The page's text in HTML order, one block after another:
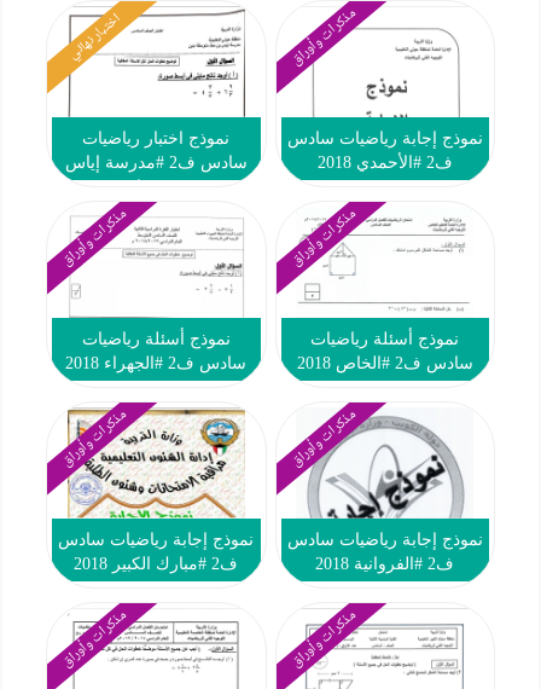
مذكرات وأوراق
نموذج إجابة رياضيات سادس
ف2 #الأحمدي 2018
اختبار نهائي
نموذج اختبار رياضيات
سادس ف2 #مدرسة إياس
مذكرات وأوراق
نموذج أسئلة رياضيات
سادس ف2 #الخاص 2018
مذكرات وأوراق
نموذج أسئلة رياضيات
سادس ف2 #الجهراء 2018
مذكرات وأوراق
نموذج إجابة رياضيات سادس
ف2 #الفروانية 2018
مذكرات وأوراق
نموذج إجابة رياضيات سادس
ف2 #مبارك الكبير 2018
مذكرات وأوراق مذكرات وأوراق